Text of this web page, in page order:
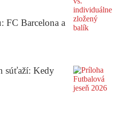
FC Barcelona a
súťaží: Kedy